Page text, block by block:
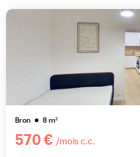
Bron 8m²
570 € /mois c.c.